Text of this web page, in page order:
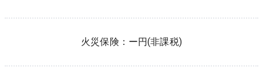
火災保険： ー円(非課税)